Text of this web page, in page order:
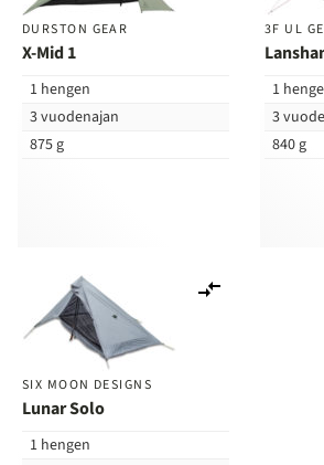
DURSTON GEAR
X-Mid 1
1 hengen
3 vuodenajan
875 g
3F UL
1
3
840 g
SIX MOON DESIGNS
Lunar Solo
1 hengen